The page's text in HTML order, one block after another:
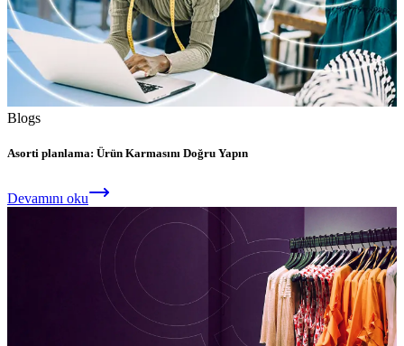
Blogs
Asorti planlama: Ürün Karmasını Doğru Yapın
Devamını oku